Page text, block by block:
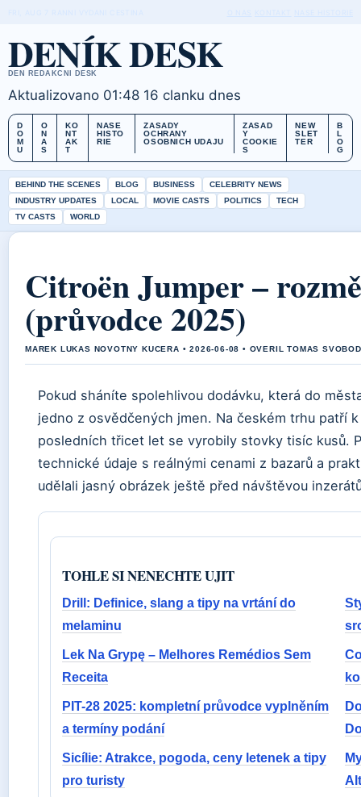
DENÍK DESK
DEN REDAKCNI DESK
Aktualizovano 01:48 16 clanku dnes
D
O
M
U
O
N
A
S
KO
NT
AK
T
NASE
HISTO
RIE
ZASADY
OCHRANY
OSOBNICH UDAJU
ZASAD
Y
COOKIE
S
NEW
SLET
TER
B
L
O
G
BEHIND THE SCENES BLOG BUSINESS
CELEBRITY NEWS
INDUSTRY UPDATES
LOCAL MOVIE CASTS POLITICS
TECH
TV CASTS
WORLD
Citroën Jumper –
(průvodce 2025)
MAREK LUKAS NOVOTNY KUCERA • 2026-06-08 • OVERIL TOMAS
Pokud sháníte spolehlivou dodávku, která do
jedno z osvědčených jmen. Na českém trhu patří
posledních třicet let se vyrobily stovky tisíc kusů.
technické údaje s reálnými cenami z bazarů a
udělali jasný obrázek ještě před návštěvou
TOHLE SI NENECHTE UJIT
Drill: Definice, slang a tipy na vrtání do
melaminu
Lek Na Grypę – Melhores Remédios Sem
Receita
PIT-28 2025: kompletní průvodce vyplněním
a termíny podání
Sicílie: Atrakce, pogoda, ceny letenek a tipy
pro turisty